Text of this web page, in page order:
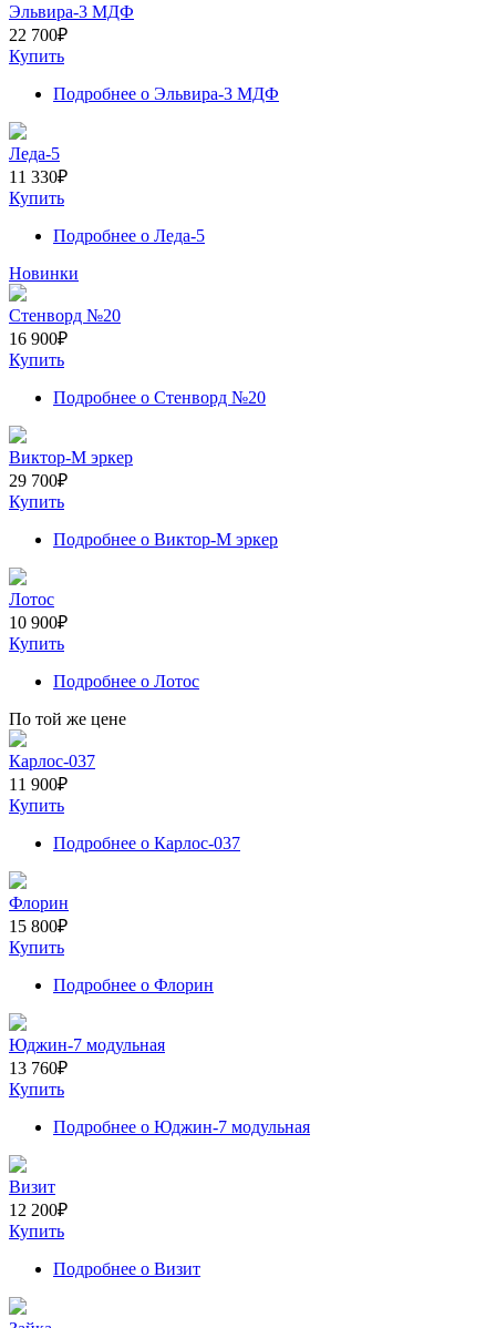
Эльвира-3 МДФ
22 700₽
Купить
Подробнее о Эльвира-3 МДФ
Леда-5
11 330₽
Купить
Подробнее о Леда-5
Новинки
Стенворд №20
16 900₽
Купить
Подробнее о Стенворд №20
Виктор-М эркер
29 700₽
Купить
Подробнее о Виктор-М эркер
Лотос
10 900₽
Купить
Подробнее о Лотос
По той же цене
Карлос-037
11 900₽
Купить
Подробнее о Карлос-037
Флорин
15 800₽
Купить
Подробнее о Флорин
Юджин-7 модульная
13 760₽
Купить
Подробнее о Юджин-7 модульная
Визит
12 200₽
Купить
Подробнее о Визит